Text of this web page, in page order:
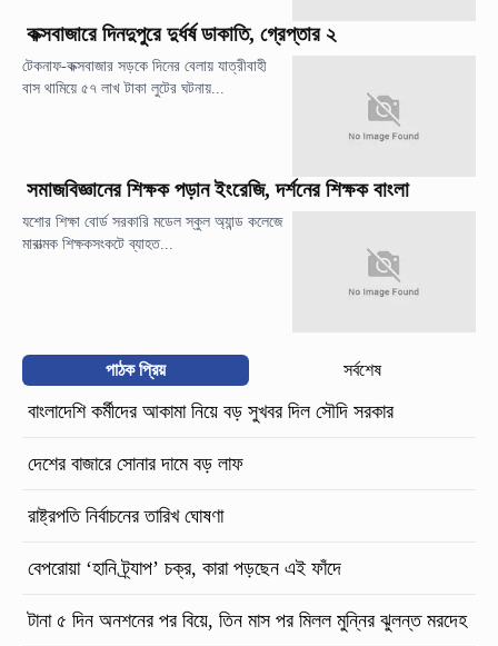
কক্সবাজারে দিনদুপুরে দুর্ধর্ষ ডাকাতি, গ্রেপ্তার ২
টেকনাফ-কক্সবাজার সড়কে দিনের বেলায় যাত্রীবাহী
বাস থামিয়ে ৫৭ লাখ টাকা লুটের ঘটনায়...
সমাজবিজ্ঞানের শিক্ষক পড়ান ইংরেজি, দর্শনের শিক্ষক বাংলা
যশোর শিক্ষা বোর্ড সরকারি মডেল স্কুল অ্যান্ড কলেজে
মারাত্মক শিক্ষকসংকটে ব্যাহত...
পাঠক প্রিয় সর্বশেষ
বাংলাদেশি কর্মীদের আকামা নিয়ে বড় সুখবর দিল সৌদি সরকার
দেশের বাজারে সোনার দামে বড় লাফ
রাষ্ট্রপতি নির্বাচনের তারিখ ঘোষণা
বেপরোয়া ‘হানি ট্র্যাপ’ চক্র, কারা পড়ছেন এই ফাঁদে
টানা ৫ দিন অনশনের পর বিয়ে, তিন মাস পর মিলল মুন্নির ঝুলন্ত মরদেহ